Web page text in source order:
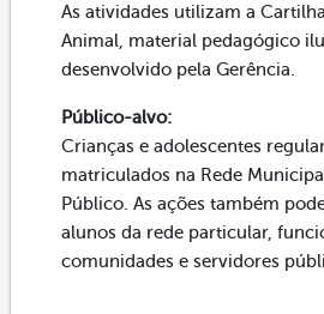
As atividades utilizam a
Animal, material pedagógico
desenvolvido pela Gerência.
Público-alvo:
Crianças e adolescentes
matriculados na Rede
Público. As ações também
alunos da rede particular,
comunidades e servidores